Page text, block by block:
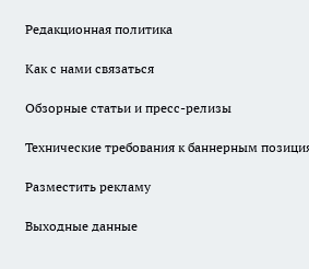
Редакционная политика
Как с нами связаться
Обзорные статьи и пресс-релизы
Технические требования к баннерным
Разместить рекламу
Выходные данные